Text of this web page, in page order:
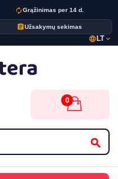
autorenewGrąžinimas per 14 d.
assignmentUžsakymų sekimas
language LTexpand_more
search
0